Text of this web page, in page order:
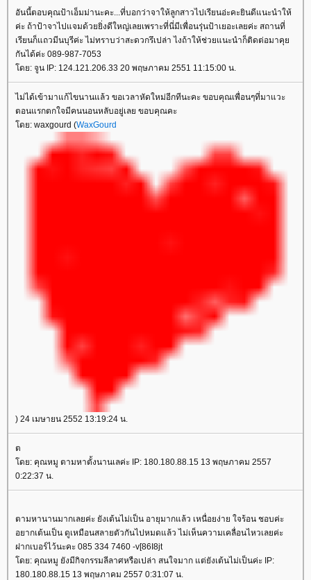
อันนี้ตอบคุณป้าเอ็มม่านะคะ...ที่บอกว่าจาให้ลูกสาวไปเรียนอ่ะคะยินดีแนะนำให้
ค่ะ ถ้าป้าจาไปแจมด้วยยิ่งดีใหญ่เลยเพราะที่นี่มีเพื่อนรุ่นป้าเยอะเลยค่ะ สถานที่
เรียนก็แถวมีนบุรีค่ะ ไม่ทราบว่าสะดวกรึเปล่า ไงถ้าให้ช่วยแนะนำก็ติดต่อมาคุ
กันได้ค่ะ 089-987-7053
ดย: จูน IP: 124.121.206.33 20 พฤษภาคม 2551 11:15:00 น.
ไม่ได้เข้ามาแก้ไขนานแล้ว ขอเวลาหัดใหม่อีกทีนะคะ ขอบคุณเพื่อนๆที่มาแวะ
ตอนแรกตกใจมีคนนอนหลับอยู่เลย ขอบคุณคะ
ดย: waxgourd (WaxGourd
) 24 เมษายน 2552 13:19:24 น.
ต
ดย: คุณหมู ตามหาตั้งนานเลค่ะ IP: 180.180.88.15 13 พฤษภาคม 2557
0:22:37 น.
ตามหานานมากเลยค่ะ ยังเต้นไม่เป็น อายุมากแล้ว เหนื่อยง่าย ใจร้อน ชอบค่ะ
อยากเต้นเป็น ดูเหมือนสลายตัวกันไปหมดแล้ว ไม่เห็นความเคลื่อนไหวเลยค่ะ
ฝากเบอร์ไว้นะคะ 085 334 7460 -v[86I8jt
ดย: คุณหมู ยังมีกิจกรรมลีลาศหรือเปล่า สนใจมาก แต่ยังเต้นไม่เป็นค่ะ IP:
180.180.88.15 13 พฤษภาคม 2557 0:31:07 น.